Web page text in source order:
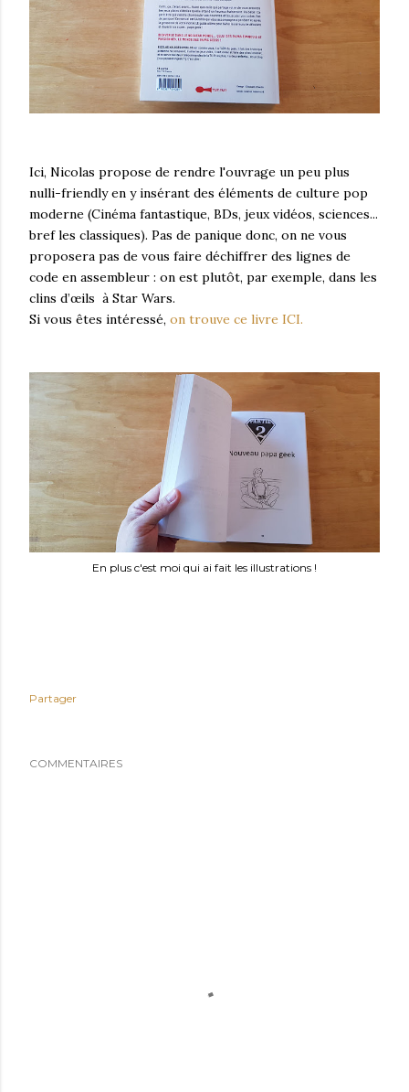
Ici, Nicolas propose de rendre l'ouvrage un peu plus
nulli-friendly en y insérant des éléments de culture pop
moderne (Cinéma fantastique, BDs, jeux vidéos, sciences...
bref les classiques). Pas de panique donc, on ne vous
proposera pas de vous faire déchiffrer des lignes de
code en assembleur : on est plutôt, par exemple, dans les
clins d’œils à Star Wars.
Si vous êtes intéressé, on trouve ce livre ICI.
En plus c'est moi qui ai fait les illustrations !
Partager
COMMENTAIRES